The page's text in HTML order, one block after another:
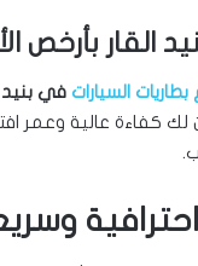
القار بأرخص
السيارات في بنيد
كفاءة عالية وعمر